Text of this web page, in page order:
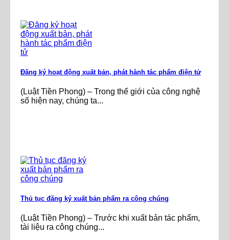
Đăng ký hoạt động xuất bản, phát hành tác phẩm điện tử
(Luật Tiền Phong) – Trong thế giới của công nghệ
số hiện nay, chúng ta...
Thủ tục đăng ký xuất bản phẩm ra công chúng
(Luật Tiền Phong) – Trước khi xuất bản tác phẩm,
tài liệu ra công chúng...